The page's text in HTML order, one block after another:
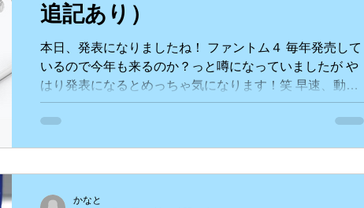
追記あり）
本日、発表になりましたね！ ファントム４ 毎年発売して
いるので今年も来るのか？っと噂になっていましたが や
はり発表になるとめっちゃ気になります！笑 早速、動画
はこちら 下記からDJI公式のサイトへ飛べます。。 どう
やらすでにDJIさんのサイトでは注文できて...
かなと